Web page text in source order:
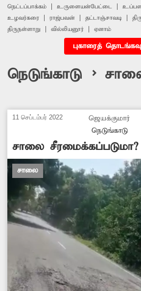
நெட்டப்பாக்கம்
உருளையன்பேட்டை
உழவர்கரை
ராஜ்பவன் தட்டாஞ்சாவடி
திருநள்ளாறு
வில்லியனூர் ஏனாம்
புகாரைத்
நெடுங்காடு >
11 செப்டம்பர் 2022
ஜெயக்குமார்
நெடுங்காடு
சாலை சீரமைக்கப்படுமா?
சாலை